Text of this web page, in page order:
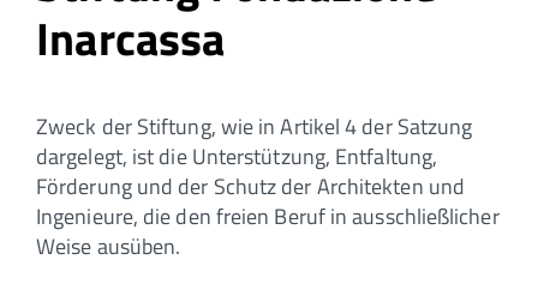
Inarcassa
Zweck der Stiftung, wie in Artikel 4 der Satzung
dargelegt, ist die Unterstützung, Entfaltung,
Förderung und der Schutz der Architekten und
Ingenieure, die den freien Beruf in ausschließlicher
Weise ausüben.